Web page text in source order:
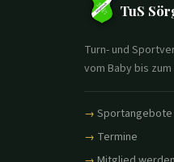
TuS
Turn- und
vom Baby bis zum
Sportangebote
Termine